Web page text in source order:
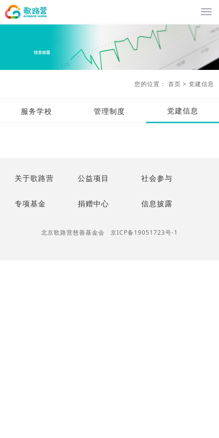
您的位置： 首页 > 党建信息
服务学校 管理制度 党建信息
关于歌路营 公益项目 社会参与
专项基金 捐赠中心 信息披露
北京歌路营慈善基金会 京ICP备19051723号-1